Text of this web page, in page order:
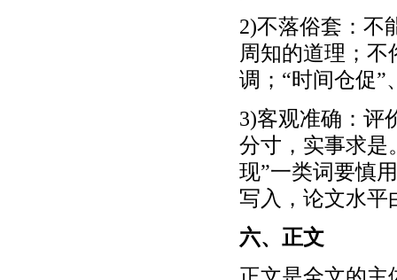
2)不落俗套：不
周知的道理；
调；“时间仓促”
3)客观准确：评
分寸，实事求是
现”一类词要慎
写入，论文水平
六、正文